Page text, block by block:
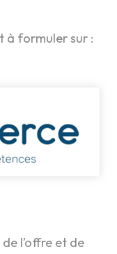
à formuler sur :
l’offre et de